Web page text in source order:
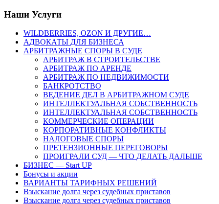
Наши Услуги
WILDBERRIES, OZON И ДРУГИЕ…
АДВОКАТЫ ДЛЯ БИЗНЕСА
АРБИТРАЖНЫЕ СПОРЫ В СУДЕ
АРБИТРАЖ В СТРОИТЕЛЬСТВЕ
АРБИТРАЖ ПО АРЕНДЕ
АРБИТРАЖ ПО НЕДВИЖИМОСТИ
БАНКРОТСТВО
ВЕДЕНИЕ ДЕЛ В АРБИТРАЖНОМ СУДЕ
ИНТЕЛЛЕКТУАЛЬНАЯ СОБСТВЕННОСТЬ
ИНТЕЛЛЕКТУАЛЬНАЯ СОБСТВЕННОСТЬ
КОММЕРЧЕСКИЕ ОПЕРАЦИИ
КОРПОРАТИВНЫЕ КОНФЛИКТЫ
НАЛОГОВЫЕ СПОРЫ
ПРЕТЕНЗИОННЫЕ ПЕРЕГОВОРЫ
ПРОИГРАЛИ СУД — ЧТО ДЕЛАТЬ ДАЛЬШЕ
БИЗНЕС — Start UP
Бонусы и акции
ВАРИАНТЫ ТАРИФНЫХ РЕШЕНИЙ
Взыскание долга через судебных приставов
Взыскание долга через судебных приставов